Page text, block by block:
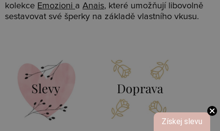
kolekce Emozioni a Anais, které umožňují libovolně
sestavovat své šperky na základě vlastního vkusu.
Slevy Doprava
Získej slevu